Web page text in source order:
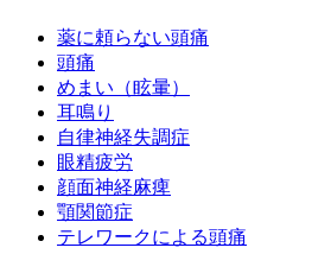
薬に頼らない頭痛
頭痛
めまい（眩暈）
耳鳴り
自律神経失調症
眼精疲労
顔面神経麻痺
顎関節症
テレワークによる頭痛